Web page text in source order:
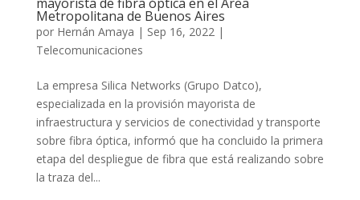
Metropolitana de Buenos Aires
por Hernán Amaya | Sep 16, 2022|
Telecomunicaciones
La empresa Silica Networks (Grupo Datco),
especializada en la provisión mayorista de
infraestructura y servicios de conectividad y transporte
sobre fibra óptica, informó que ha concluido la primera
etapa del despliegue de fibra que está realizando sobre
la traza del...